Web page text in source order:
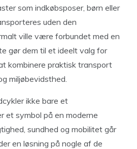
som indkøbsposer, børn eller
uden den
ville være forbundet med en
gør dem til et ideelt valg for
kombinere praktisk transport
miljøbevidsthed.
ikke bare et
et symbol på en moderne
sundhed og mobilitet går
en løsning på nogle af de